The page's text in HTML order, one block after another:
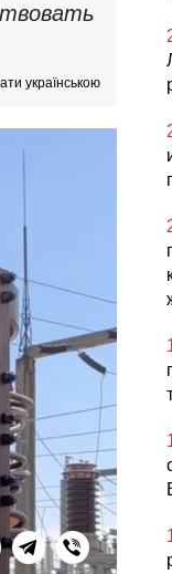
українською